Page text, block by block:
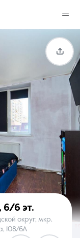
, 6/6 эт.
округ, мкр.
108/6А